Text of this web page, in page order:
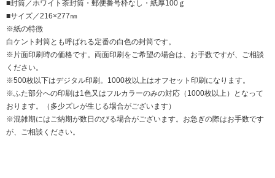
■封筒／ホワイト茶封筒・郵便番号枠なし・紙厚100ｇ
■サイズ／216×277㎜
※紙の特徴
白ケント封筒とも呼ばれる定番の白色の封筒です。
※片面印刷時の価格です。両面印刷をご希望の場合は、お手数ですが、ご相談
ください。
※500枚以下はデジタル印刷。1000枚以上はオフセット印刷になります。
※ふた部分への印刷は1色又はフルカラーのみの対応（1000枚以上）となって
おります。（多少ズレが生じる場合がございます）
※混雑期にはご納期が数日のびる場合がございます。お急ぎの際はお手数です
が、ご相談ください。